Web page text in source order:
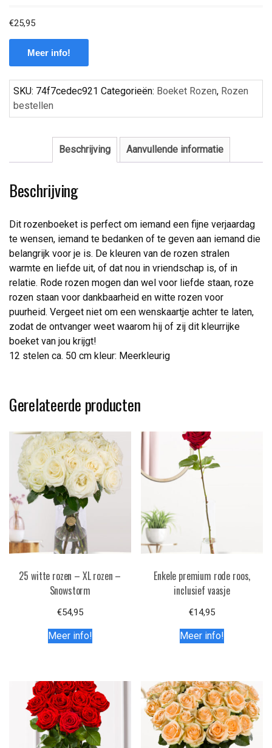
€25,95
Meer info!
SKU: 74f7cedec921 Categorieën: Boeket Rozen, Rozen
bestellen
Beschrijving Aanvullende informatie
Beschrijving
Dit rozenboeket is perfect om iemand een fijne verjaardag
te wensen, iemand te bedanken of te geven aan iemand die
belangrijk voor je is. De kleuren van de rozen stralen
warmte en liefde uit, of dat nou in vriendschap is, of in
relatie. Rode rozen mogen dan wel voor liefde staan, roze
rozen staan voor dankbaarheid en witte rozen voor
puurheid. Vergeet niet om een wenskaartje achter te laten,
zodat de ontvanger weet waarom hij of zij dit kleurrijke
boeket van jou krijgt!
12 stelen ca. 50 cm kleur: Meerkleurig
Gerelateerde producten
25 witte rozen – XL rozen –
Snowstorm
€54,95
Meer info!
Enkele premium rode roos,
inclusief vaasje
€14,95
Meer info!